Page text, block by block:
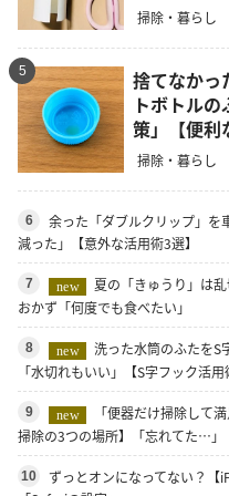
掃除・暮らし
5
捨てなかっ
トボトル
策」【便利
掃除・暮らし
6
余った「ダブルクリップ」
減った」【意外な活用術3選】
7 new
夏の「きゅうり」は
おかず「何度でも食べたい」
8 new
洗った水筒のふたをS
「水切れもいい」【S字フック活用
9 new
「便器だけ掃除して
掃除の3つの場所】「忘れてた…」
10
ずっとオンになってない？【